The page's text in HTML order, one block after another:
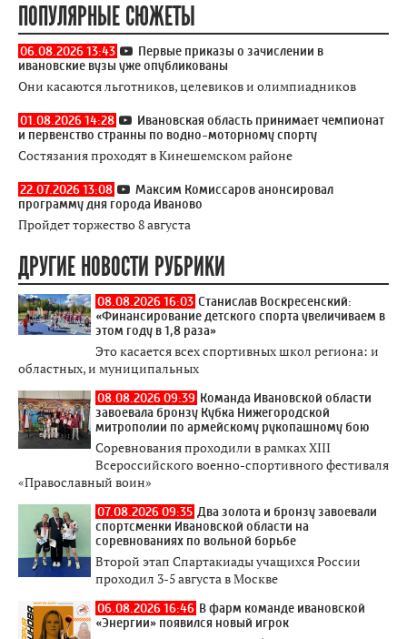
ПОПУЛЯРНЫЕ СЮЖЕТЫ
06.08.2026 13:43
Первые приказы о зачислении в
ивановские вузы уже опубликованы
Они касаются льготников, целевиков и олимпиадников
01.08.2026 14:28
Ивановская область принимает чемпионат
и первенство странны по водно-моторному спорту
Состязания проходят в Кинешемском районе
22.07.2026 13:08
Максим Комиссаров анонсировал
программу дня города Иваново
Пройдет торжество 8 августа
ДРУГИЕ НОВОСТИ РУБРИКИ
08.08.2026 16:03 Станислав Воскресенский:
«Финансирование детского спорта увеличиваем в
этом году в 1,8 раза»
Это касается всех спортивных школ региона: и
областных, и муниципальных
08.08.2026 09:39 Команда Ивановской области
завоевала бронзу Кубка Нижегородской
митрополии по армейскому рукопашному бою
Соревнования проходили в рамках XIII
Всероссийского военно-спортивного фестиваля
«Православный воин»
07.08.2026 09:35 Два золота и бронзу завоевали
спортсменки Ивановской области на
соревнованиях по вольной борьбе
Второй этап Спартакиады учащихся России
проходил 3-5 августа в Москве
06.08.2026 16:46 В фарм команде ивановской
«Энергии» появился новый игрок